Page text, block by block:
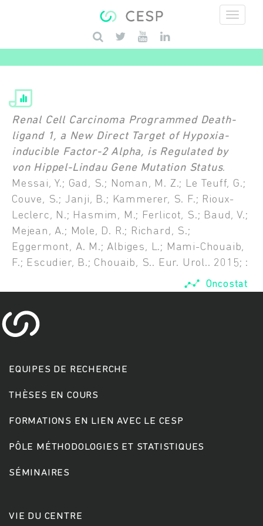
Saisissez vos mots-clés
Renal Cell Carcinoma Programmed Death-
ligand 1, a New Direct Target of Hypoxia-
inducible Factor-2 Alpha, is Regulated by
von Hippel-Lindau Gene Mutation Status.
Messai, Y.; Gad, S.; Noman, M. Z.; Le Teuff, G.;
Couve, S.; Janji, B.; Kammerer, S. F.; Rioux-
Leclerc, N.; Hasmim, M.; Ferlicot, S.; Baud, V.;
Mejean, A.; Mole, D. R.; Richard, S.;
Eggermont, A. M.; Albiges, L.; Mami-Chouaib,
F.; Escudier, B.; Chouaib, S.. Eur. Urol.. 2015; :
Oncostat
EQUIPES DE RECHERCHE
THÈSES EN COURS
FORMATIONS EN LIEN AVEC LE CESP
PÔLE MÉTHODOLOGIES ET STATISTIQUES
SÉMINAIRES
VIE DU CENTRE